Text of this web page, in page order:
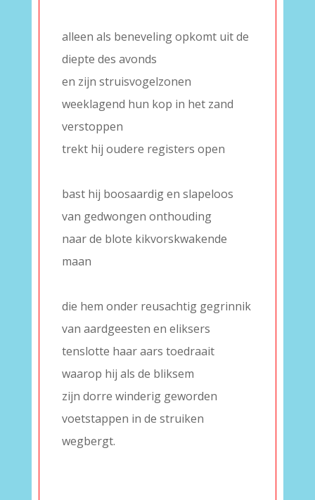
alleen als beneveling opkomt uit de
diepte des avonds
en zijn struisvogelzonen
weeklagend hun kop in het zand
verstoppen
trekt hij oudere registers open
bast hij boosaardig en slapeloos
van gedwongen onthouding
naar de blote kikvorskwakende
maan
die hem onder reusachtig gegrinnik
van aardgeesten en eliksers
tenslotte haar aars toedraait
waarop hij als de bliksem
zijn dorre winderig geworden
voetstappen in de struiken
wegbergt.